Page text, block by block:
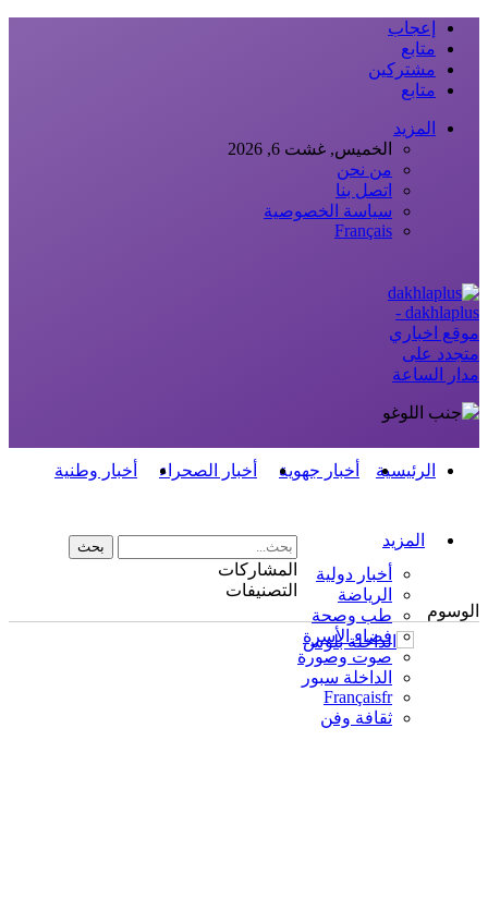
إعجاب
متابع
مشتركين
متابع
المزيد
الخميس, غشت 6, 2026
من نحن
اتصل بنا
سياسة الخصوصية
Français
dakhlaplus -
موقع اخباري
متجدد على
مدار الساعة
الرئيسية أخبار جهوية أخبار الصحراء أخبار وطنية
المزيد
أخبار دولية
الرياضة
طب وصحة
فضاء الأسرة
صوت وصورة
الداخلة سبور
Françaisfr
ثقافة وفن
المشاركات
التصنيفات
الوسوم